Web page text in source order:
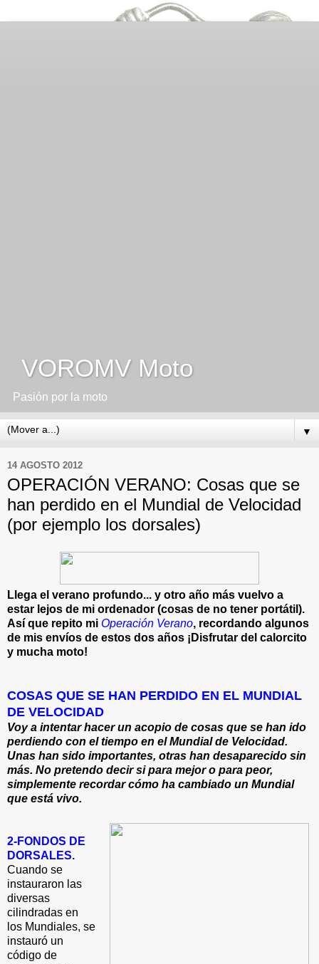
VOROMV Moto
Pasión por la moto
▼
14 AGOSTO 2012
OPERACIÓN VERANO: Cosas que se
han perdido en el Mundial de Velocidad
(por ejemplo los dorsales)
Llega el verano profundo... y otro año más vuelvo a
estar lejos de mi ordenador (cosas de no tener portátil).
Así que repito mi Operación Verano, recordando algunos
de mis envíos de estos dos años ¡Disfrutar del calorcito
y mucha moto!
COSAS QUE SE HAN PERDIDO EN EL MUNDIAL
DE VELOCIDAD
Voy a intentar hacer un acopio de cosas que se han ido
perdiendo con el tiempo en el Mundial de Velocidad.
Unas han sido importantes, otras han desaparecido sin
más. No pretendo decir si para mejor o para peor,
simplemente recordar cómo ha cambiado un Mundial
que está vivo.
2-FONDOS DE
DORSALES.
Cuando se
instauraron las
diversas
cilindradas en
los Mundiales, se
instauró un
código de